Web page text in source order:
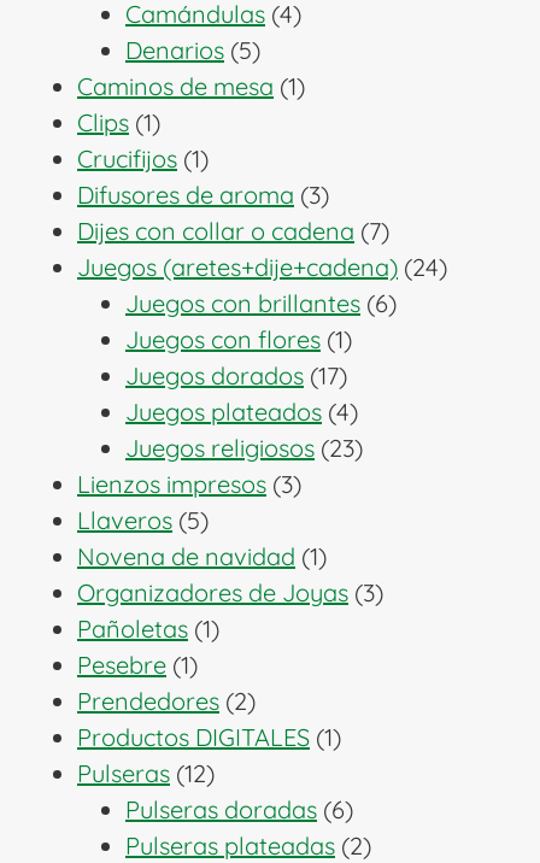
Camándulas 44
Denarios 55
productos
Caminos de mesa 11
Clips 11
producto
Crucifijos 11
producto
Difusores de aroma 33
productos
Dijes con collar o cadena 77
productos
Juegos (aretes+dije+cadena) 2424
Juegos con brillantes 66
Juegos con flores 11
producto
Juegos dorados 1717
productos
Juegos plateados 44
productos
Juegos religiosos 2323
Lienzos impresos 33
Llaveros 55
productos
Novena de navidad 11
producto
Organizadores de Joyas 33
Pañoletas 11
Pesebre 11
producto
Prendedores 22
productos
Productos DIGITALES 11
Pulseras 1212
productos
Pulseras doradas 66
productos
Pulseras plateadas 22